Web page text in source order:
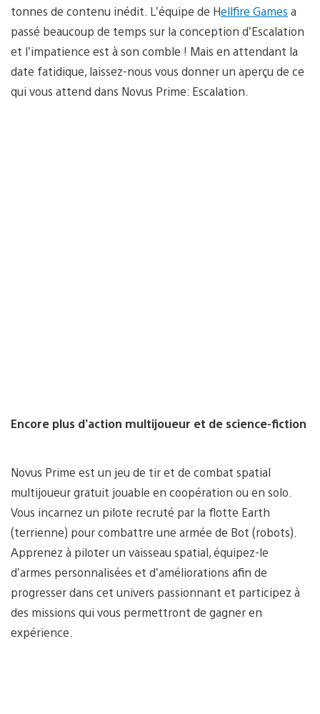
tonnes de contenu inédit. L’équipe de Hellfire Games a
passé beaucoup de temps sur la conception d’Escalation
et l’impatience est à son comble ! Mais en attendant la
date fatidique, laissez-nous vous donner un aperçu de ce
qui vous attend dans Novus Prime: Escalation.
Encore plus d’action multijoueur et de science-fiction
Novus Prime est un jeu de tir et de combat spatial
multijoueur gratuit jouable en coopération ou en solo.
Vous incarnez un pilote recruté par la flotte Earth
(terrienne) pour combattre une armée de Bot (robots).
Apprenez à piloter un vaisseau spatial, équipez-le
d’armes personnalisées et d’améliorations afin de
progresser dans cet univers passionnant et participez à
des missions qui vous permettront de gagner en
expérience.